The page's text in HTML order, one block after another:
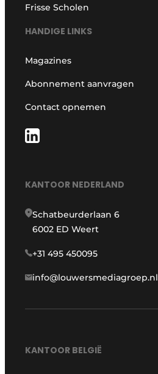
Frisse Scholen
HANDIGE LINKS
Magazines
Abonnement aanvragen
Contact opnemen
KANTOOR NEDERLAND
Schatbeurderlaan 6
6002 ED Weert
+31 495 450095
info@louwersmediagroep.nl
KANTOOR BELGIË